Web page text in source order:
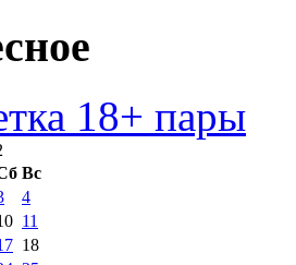
18+ пары
Вс
4
11
18